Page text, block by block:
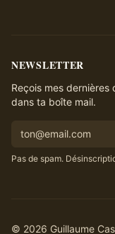
NEWSLETTER
Reçois mes
dans ta boîte mail.
Pas de spam.
© 2026 Guillaume